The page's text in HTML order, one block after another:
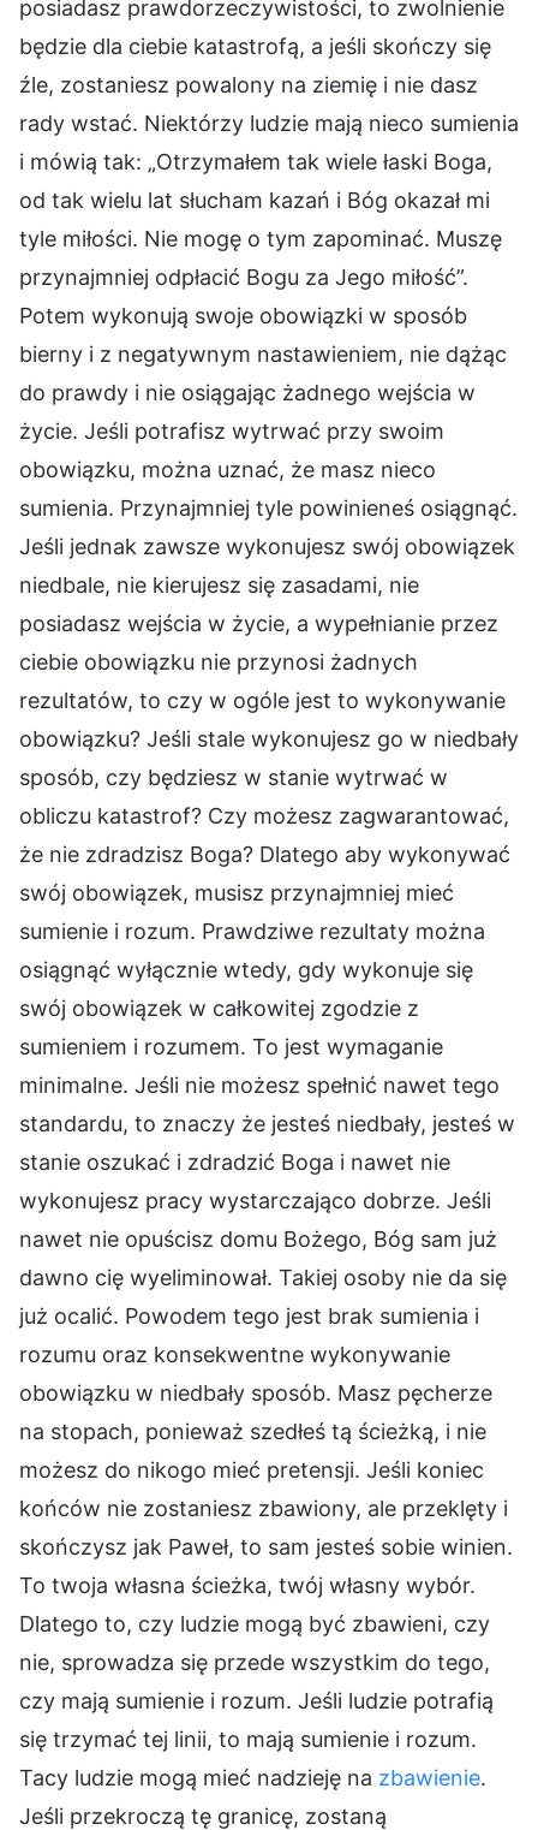
posiadasz prawdorzeczywistości, to zwolnienie
będzie dla ciebie katastrofą, a jeśli skończy się
źle, zostaniesz powalony na ziemię i nie dasz
rady wstać. Niektórzy ludzie mają nieco sumienia
i mówią tak: „Otrzymałem tak wiele łaski Boga,
od tak wielu lat słucham kazań i Bóg okazał mi
tyle miłości. Nie mogę o tym zapominać. Muszę
przynajmniej odpłacić Bogu za Jego miłość”.
Potem wykonują swoje obowiązki w sposób
bierny i z negatywnym nastawieniem, nie dążąc
do prawdy i nie osiągając żadnego wejścia w
życie. Jeśli potrafisz wytrwać przy swoim
obowiązku, można uznać, że masz nieco
sumienia. Przynajmniej tyle powinieneś osiągnąć.
Jeśli jednak zawsze wykonujesz swój obowiązek
niedbale, nie kierujesz się zasadami, nie
posiadasz wejścia w życie, a wypełnianie przez
ciebie obowiązku nie przynosi żadnych
rezultatów, to czy w ogóle jest to wykonywanie
obowiązku? Jeśli stale wykonujesz go w niedbały
sposób, czy będziesz w stanie wytrwać w
obliczu katastrof? Czy możesz zagwarantować,
że nie zdradzisz Boga? Dlatego aby wykonywać
swój obowiązek, musisz przynajmniej mieć
sumienie i rozum. Prawdziwe rezultaty można
osiągnąć wyłącznie wtedy, gdy wykonuje się
swój obowiązek w całkowitej zgodzie z
sumieniem i rozumem. To jest wymaganie
minimalne. Jeśli nie możesz spełnić nawet tego
standardu, to znaczy że jesteś niedbały, jesteś w
stanie oszukać i zdradzić Boga i nawet nie
wykonujesz pracy wystarczająco dobrze. Jeśli
nawet nie opuścisz domu Bożego, Bóg sam już
dawno cię wyeliminował. Takiej osoby nie da się
już ocalić. Powodem tego jest brak sumienia i
rozumu oraz konsekwentne wykonywanie
obowiązku w niedbały sposób. Masz pęcherze
na stopach, ponieważ szedłeś tą ścieżką, i nie
możesz do nikogo mieć pretensji. Jeśli koniec
końców nie zostaniesz zbawiony, ale przeklęty i
skończysz jak Paweł, to sam jesteś sobie winien.
To twoja własna ścieżka, twój własny wybór.
Dlatego to, czy ludzie mogą być zbawieni, czy
nie, sprowadza się przede wszystkim do tego,
czy mają sumienie i rozum. Jeśli ludzie potrafią
się trzymać tej linii, to mają sumienie i rozum.
Tacy ludzie mogą mieć nadzieję na zbawienie.
Jeśli przekroczą tę granicę, zostaną